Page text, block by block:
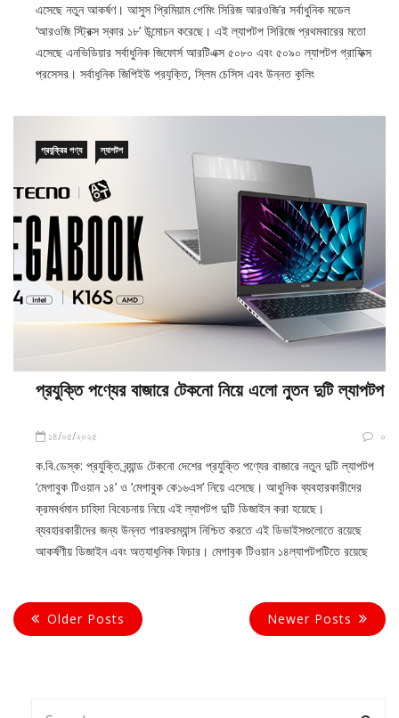
এসেছে নতুন আকর্ষণ। আসুস প্রিমিয়াম গেমিং সিরিজ আরওজি’র সর্বাধুনিক মডেল
‘আরওজি স্ট্রিক্স স্কার ১৮’ উন্মোচন করেছে। এই ল্যাপটপ সিরিজে প্রথমবারের মতো
এসেছে এনভিডিয়ার সর্বাধুনিক জিফোর্স আরটিএক্স ৫০৮০ এবং ৫০৯০ ল্যাপটপ গ্রাফিক্স
প্রসেসর। সর্বাধুনিক জিপিইউ প্রযুক্তি, স্লিম চেসিস এবং উন্নত কুলিং
প্রযুক্রির পণ্য ল্যাপটপ
প্রযুক্তি পণ্যের বাজারে টেকনো নিয়ে এলো নুতন দুটি ল্যাপটপ
১৪/০৫/২০২৫ ০
ক.বি.ডেস্ক: প্রযুক্তি ব্র্যান্ড টেকনো দেশের প্রযুক্তি পণ্যের বাজারে নতুন দুটি ল্যাপটপ
‘মেগাবুক টিওয়ান ১৪’ ও ‘মেগাবুক কে১৬এস’ নিয়ে এসেছে। আধুনিক ব্যবহারকারীদের
ক্রমবর্ধমান চাহিদা বিবেচনায় নিয়ে এই ল্যাপটপ দুটি ডিজাইন করা হয়েছে।
ব্যবহারকারীদের জন্য উন্নত পারফরম্যান্স নিশ্চিত করতে এই ডিভাইসগুলোতে রয়েছে
আকর্ষণীয় ডিজাইন এবং অত্যাধুনিক ফিচার। মেগাবুক টিওয়ান ১৪ল্যাপটপটিতে রয়েছে
Older Posts Newer Posts